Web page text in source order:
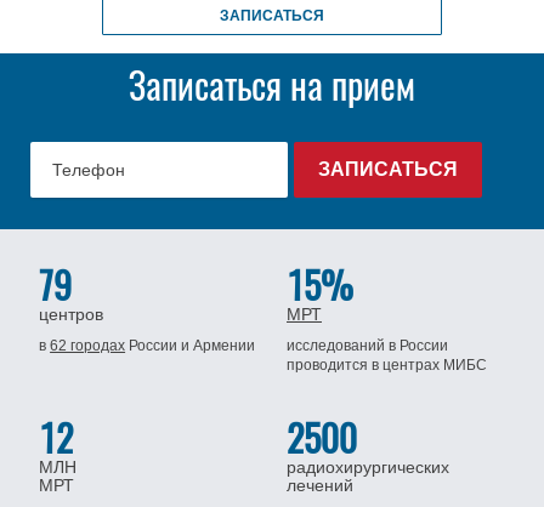
ЗАПИСАТЬСЯ
Записаться на прием
79
центров
в62 городах Россиии Армении
15%
МРТ
исследований в России
проводится в центрах МИБС
12
МЛН
МРТ
2500
радиохирургических
лечений